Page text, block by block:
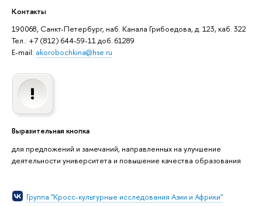
Контакты
190068, Санкт-Петербург, наб. Канала Грибоедова, д. 123, каб. 322
Тел.: +7 (812) 644-59-11 доб. 61289
E-mail: akorobochkina@hse.ru
Выразительная кнопка
для предложений и замечаний, направленных на улучшение
деятельности университета и повышение качества образования
Группа "Кросс-культурные исследования Азии и Африки"